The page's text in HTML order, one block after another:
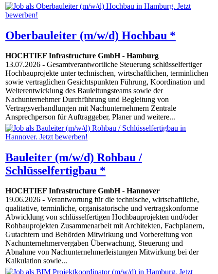
Oberbauleiter (m/w/d) Hochbau *
HOCHTIEF Infrastructure GmbH- Hamburg
13.07.2026 - Gesamtverantwortliche Steuerung schlüsselfertiger
Hochbauprojekte unter technischen, wirtschaftlichen, terminlichen
sowie vertraglichen Gesichtspunkten Führung, Koordination und
Weiterentwicklung des Bauleitungsteams sowie der
Nachunternehmer Durchführung und Begleitung von
Vertragsverhandlungen mit Nachunternehmern Zentrale
Ansprechperson für Auftraggeber, Planer und weitere...
Bauleiter (m/w/d) Rohbau /
Schlüsselfertigbau *
HOCHTIEF Infrastructure GmbH- Hannover
19.06.2026 - Verantwortung für die technische, wirtschaftliche,
qualitative, terminliche, organisatorische und vertragskonforme
Abwicklung von schlüsselfertigen Hochbauprojekten und/oder
Rohbauprojekten Zusammenarbeit mit Architekten, Fachplanern,
Gutachtern und Behörden Mitwirkung und Vorbereitung von
Nachunternehmervergaben Überwachung, Steuerung und
Abnahme von Nachunternehmerleistungen Mitwirkung bei der
Kalkulation sowie...